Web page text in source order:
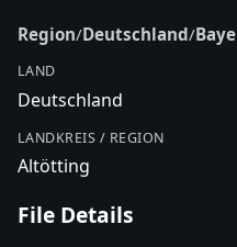
Region/Deutschland/
LAND
Deutschland
LANDKREIS / REGION
Altötting
File Details